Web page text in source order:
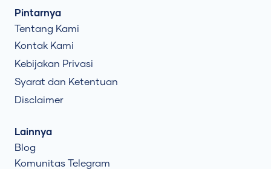
Pintarnya
Tentang Kami
Kontak Kami
Kebijakan Privasi
Syarat dan Ketentuan
Disclaimer
Lainnya
Blog
Komunitas Telegram